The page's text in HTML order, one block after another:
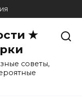
★
советы,